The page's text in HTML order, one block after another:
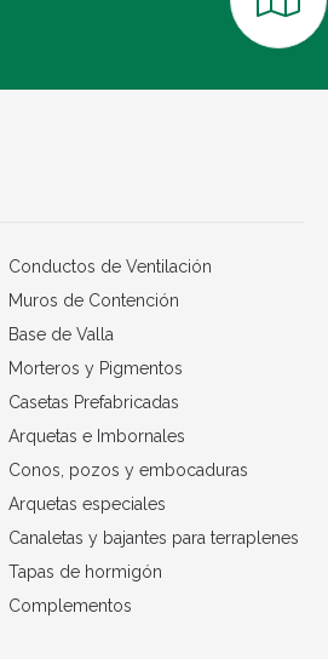
Conductos de Ventilación
Muros de Contención
Base de Valla
Morteros y Pigmentos
Casetas Prefabricadas
Arquetas e Imbornales
Conos, pozos y embocaduras
Arquetas especiales
Canaletas y bajantes para terraplenes
Tapas de hormigón
Complementos